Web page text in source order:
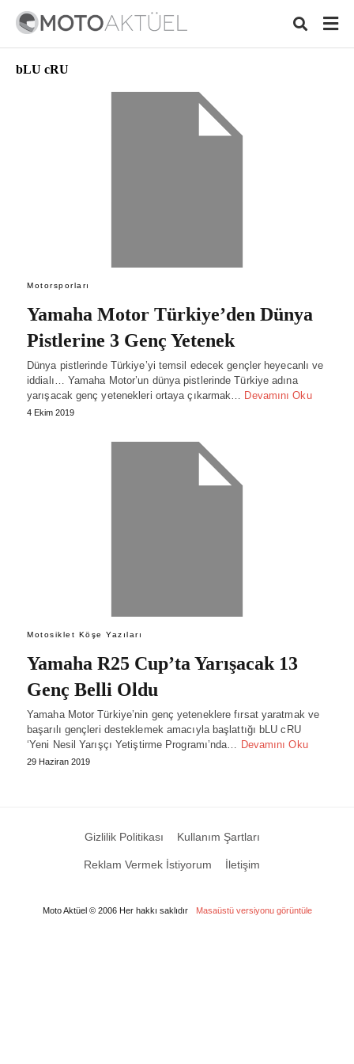
bLU cRU
Motorsporları
Yamaha Motor Türkiye’den Dünya
Pistlerine 3 Genç Yetenek
Dünya pistlerinde Türkiye’yi temsil edecek gençler heyecanlı ve
iddialı… Yamaha Motor’un dünya pistlerinde Türkiye adına
yarışacak genç yetenekleri ortaya çıkarmak… Devamını Oku
4 Ekim 2019
Motosiklet Köşe Yazıları
Yamaha R25 Cup’ta Yarışacak 13
Genç Belli Oldu
Yamaha Motor Türkiye’nin genç yeteneklere fırsat yaratmak ve
başarılı gençleri desteklemek amacıyla başlattığı bLU cRU
‘Yeni Nesil Yarışçı Yetiştirme Programı’nda… Devamını Oku
29 Haziran 2019
Gizlilik Politikası Kullanım Şartları
Reklam Vermek İstiyorum İletişim
Moto Aktüel © 2006 Her hakkı saklıdır Masaüstü versiyonu görüntüle